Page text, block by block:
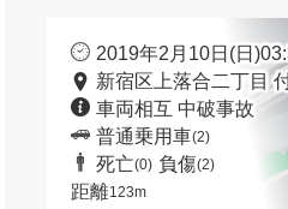
2019年2月10日(日
新宿区上落合二丁目
車両相互 中破事故
普通乗用車(2)
死亡(0) 負傷(2)
距離123m